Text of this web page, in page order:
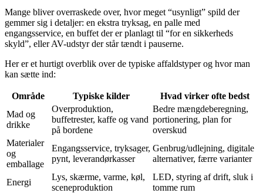
Mange bliver overraskede over, hvor meget “usynligt” spild der
gemmer sig i detaljer: en ekstra tryksag, en palle med
engangsservice, en buffet der er planlagt til “for en sikkerheds
skyld”, eller AV-udstyr der står tændt i pauserne.
Her er et hurtigt overblik over de typiske affaldstyper og hvor man
kan sætte ind:
Område Typiske kilder
Hvad virker ofte bedst
Mad og
drikke
Overproduktion,
buffetrester, kaffe og vand
på bordene
Bedre mængdeberegning,
portionering, plan for
overskud
Materialer
og
emballage
Engangsservice, tryksager,
pynt, leverandørkasser
Genbrug/udlejning, digitale
alternativer, færre varianter
Energi
Lys, skærme, varme, køl,
sceneproduktion
LED, styring af drift, sluk i
tomme rum